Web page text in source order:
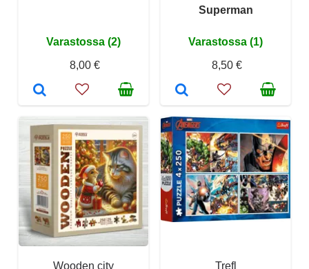
Varastossa (2)
8,00 €
Superman
Varastossa (1)
8,50 €
Wooden city
Trefl